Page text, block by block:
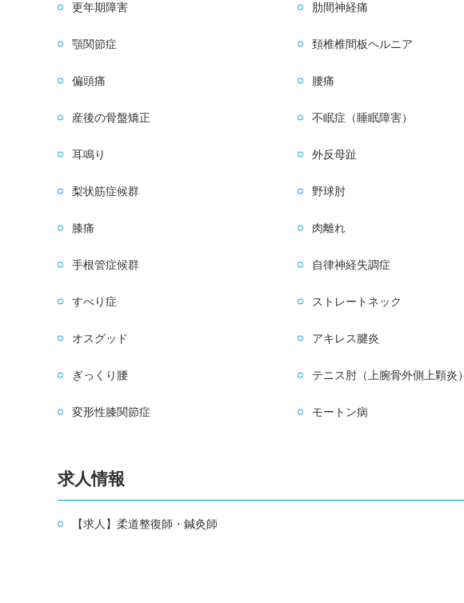
更年期障害 肋間神経痛
顎関節症 頚椎椎間板ヘルニア
偏頭痛 腰痛
産後の骨盤矯正 不眠症（睡眠障害）
耳鳴り 外反母趾
梨状筋症候群 野球肘
膝痛 肉離れ
手根管症候群 自律神経失調症
すべり症 ストレートネック
オスグッド アキレス腱炎
ぎっくり腰 テニス肘（上腕骨外側上顆炎）
変形性膝関節症 モートン病
求人情報
【求人】柔道整復師・鍼灸師